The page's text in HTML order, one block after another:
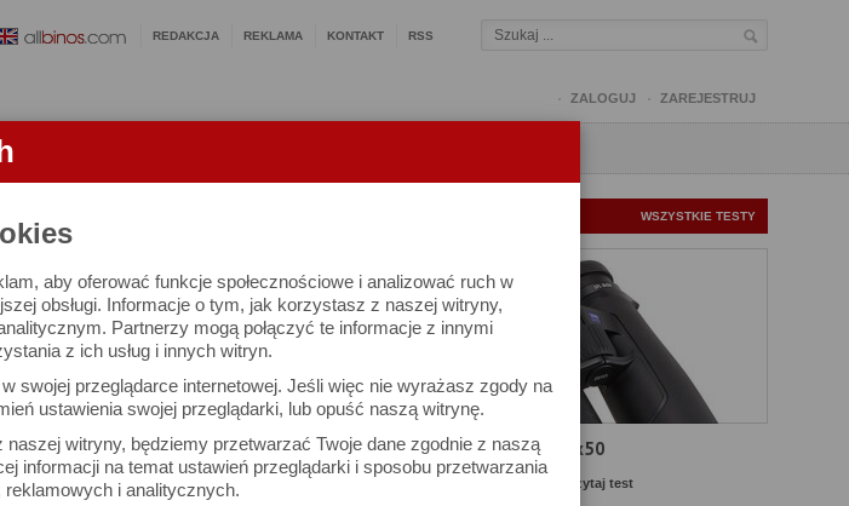
aby oferować funkcje społecznościowe i analizować ruch w
obsługi. Informacje o tym, jak korzystasz z naszej witryny,
Partnerzy mogą połączyć te informacje z innymi
z ich usług i innych witryn.
swojej przeglądarce internetowej. Jeśli więc nie wyrażasz zgody na
ustawienia swojej przeglądarki, lub opuść naszą witrynę.
witryny, będziemy przetwarzać Twoje dane zgodnie z naszą
informacji na temat ustawień przeglądarki i sposobu przetwarzania
i analitycznych.
REDAKCJA REKLAMA KONTAKT RSS
ZALOGUJ ZAREJESTRUJ
WSZYSTKIE TESTY
Test Carl Zeiss SFL 8x50
Czytaj test